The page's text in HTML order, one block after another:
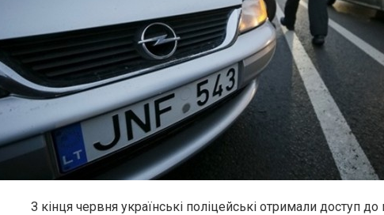
З кінця червня українські поліцейські отримали доступ до